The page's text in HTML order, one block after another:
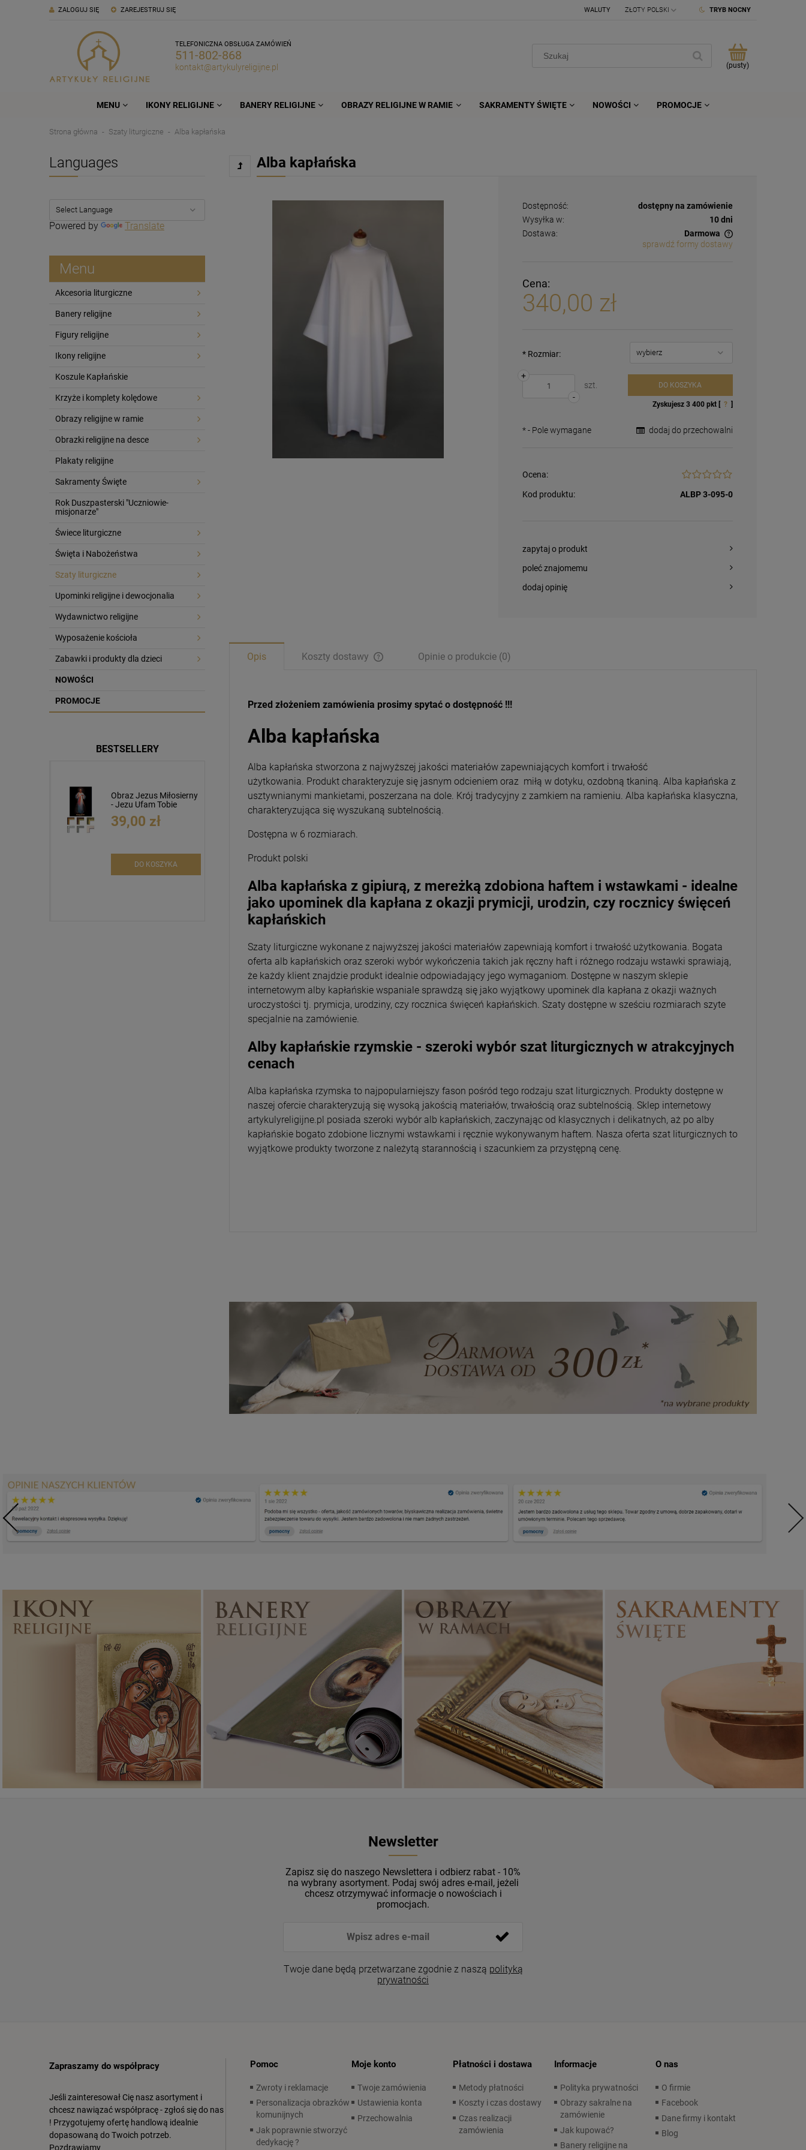
ZAREJESTRUJ SIĘ
ZALOGUJ SIĘ TRYB NOCNY
WALUTY
TELEFONICZNA OBSŁUGA ZAMÓWIEŃ
511-802-868
kontakt@artykulyreligijne.pl (pusty)
MENU IKONY RELIGIJNE BANERY RELIGIJNE OBRAZY RELIGIJNE W RAMIE SAKRAMENTY ŚWIĘTE NOWOŚCI PROMOCJE
Strona główna Szaty liturgiczne Alba kapłańska
Languages
Powered by Translate
Menu
Akcesoria liturgiczne
Banery religijne
Figury religijne
Ikony religijne
Koszule Kapłańskie
Krzyże i komplety kolędowe
Obrazy religijne w ramie
Obrazki religijne na desce
Plakaty religijne
Sakramenty Święte
Rok Duszpasterski "Uczniowie-
misjonarze"
Świece liturgiczne
Święta i Nabożeństwa
Szaty liturgiczne
Upominki religijne i dewocjonalia
Wydawnictwo religijne
Wyposażenie kościoła
Zabawki i produkty dla dzieci
NOWOŚCI
PROMOCJE
BESTSELLERY
Obraz Jezus Miłosierny
- Jezu Ufam Tobie
39,00 zł
DO KOSZYKA
Magnesy religijne
Kardynał Stefan
Wyszyński
DO KOSZYKA
Magnesy religijne
Kardynał Stefan
Wyszyński
DO KOSZYKA
Alba kapłańska
Dostępność:
dostępny na zamówienie
Wysyłka w:
10 dni
Dostawa:
Darmowa
sprawdź formy dostawy
Cena:
340,00 zł
* Rozmiar:
-
+
szt.
DO KOSZYKA
Zyskujesz 3 400pkt [ ? ]
dodaj do przechowalni
*- Pole wymagane
Ocena:
Kod produktu: ALBP 3-095-0
zapytaj o produkt
poleć znajomemu
dodaj opinię
Opis Koszty dostawy Opinie o produkcie (0)
Przed złożeniem zamówienia prosimy spytać o dostępność !!!
Alba kapłańska
Alba kapłańska stworzona z najwyższej jakości materiałów zapewniających komfort i trwałość
użytkowania. Produkt charakteryzuje się jasnym odcieniem oraz miłą w dotyku, ozdobną tkaniną. Alba kapłańska z
usztywnianymi mankietami, poszerzana na dole. Krój tradycyjny z zamkiem na ramieniu. Alba kapłańska klasyczna,
charakteryzująca się wyszukaną subtelnością.
Dostępna w 6 rozmiarach.
Produkt polski
Alba kapłańska z gipiurą, z mereżką zdobiona haftem i wstawkami - idealne
jako upominek dla kapłana z okazji prymicji, urodzin, czy rocznicy święceń
kapłańskich
Szaty liturgiczne wykonane z najwyższej jakości materiałów zapewniają komfort i trwałość użytkowania. Bogata
oferta alb kapłańskich oraz szeroki wybór wykończenia takich jak ręczny haft i różnego rodzaju wstawki sprawiają,
że każdy klient znajdzie produkt idealnie odpowiadający jego wymaganiom. Dostępne w naszym sklepie
internetowym alby kapłańskie wspaniale sprawdzą się jako wyjątkowy upominek dla kapłana z okazji ważnych
uroczystości tj. prymicja, urodziny, czy rocznica święceń kapłańskich. Szaty dostępne w sześciu rozmiarach szyte
specjalnie na zamówienie.
Alby kapłańskie rzymskie - szeroki wybór szat liturgicznych w atrakcyjnych
cenach
Alba kapłańska rzymska to najpopularniejszy fason pośród tego rodzaju szat liturgicznych. Produkty dostępne w
naszej ofercie charakteryzują się wysoką jakością materiałów, trwałością oraz subtelnością. Sklep internetowy
artykulyreligijne.pl posiada szeroki wybór alb kapłańskich, zaczynając od klasycznych i delikatnych, aż po alby
kapłańskie bogato zdobione licznymi wstawkami i ręcznie wykonywanym haftem. Nasza oferta szat liturgicznych to
wyjątkowe produkty tworzone z należytą starannością i szacunkiem za przystępną cenę.
Ikony religijne
PONAD 400
WZORÓW
Banery religijne Obrazy religijne
PIĘKNE
WZORY
Sakramenty Święte
Newsletter
Zapisz się do naszego Newslettera i odbierz rabat - 10%
na wybrany asortyment. Podaj swój adres e-mail, jeżeli
chcesz otrzymywać informacje o nowościach i
promocjach.
Twoje dane będą przetwarzane zgodnie z naszą polityką
prywatności
Zapraszamy do współpracy
Jeśli zainteresował Cię nasz asortyment i
chcesz nawiązać współpracę - zgłoś się do nas
! Przygotujemy ofertę handlową idealnie
dopasowaną do Twoich potrzeb.
Pozdrawiamy
Pomoc
Zwroty i reklamacje
Personalizacja obrazków
komunijnych
Jak poprawnie stworzyć
dedykację ?
Moje konto
Twoje zamówienia
Ustawienia konta
Przechowalnia
Płatności i dostawa
Metody płatności
Koszty i czas dostawy
Czas realizacji
zamówienia
Informacje
Polityka prywatności
Obrazy sakralne na
zamówienie
Jak kupować?
Banery religijne na
O nas
O firmie
Facebook
Dane firmy i kontakt
Blog